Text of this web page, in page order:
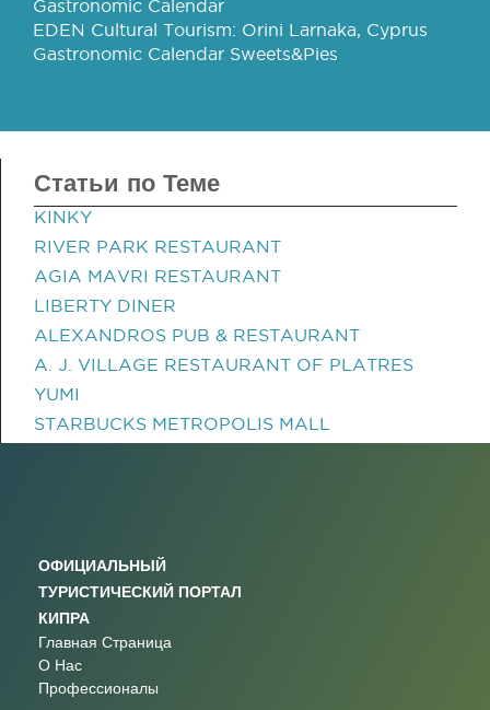
Gastronomic Calendar
EDEN Cultural Tourism: Orini Larnaka, Cyprus
Gastronomic Calendar Sweets&Pies
Статьи по Теме
KINKY
RIVER PARK RESTAURANT
AGIA MAVRI RESTAURANT
LIBERTY DINER
ALEXANDROS PUB & RESTAURANT
A. J. VILLAGE RESTAURANT OF PLATRES
YUMI
STARBUCKS METROPOLIS MALL
ОФИЦИАЛЬНЫЙ
ТУРИСТИЧЕСКИЙ ПОРТАЛ
КИПРА
Главная Страница
О Нас
Профессионалы